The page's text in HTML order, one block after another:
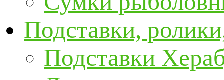
Подставки,
Подставки